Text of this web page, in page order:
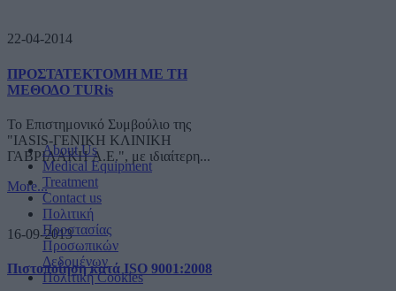
22-04-2014
ΠΡΟΣΤΑΤΕΚΤΟΜΗ ΜΕ ΤΗ
ΜΕΘΟΔΟ TURis
Το Επιστημονικό Συμβούλιο της
"IASIS-ΓΕΝΙΚΗ ΚΛΙΝΙΚΗ
ΓΑΒΡΙΛΑΚΗ A.E.", με ιδιαίτερη...
More...
16-09-2013
Πιστοποίηση κατά ISO 9001:2008
About Us
Medical Equipment
Treatment
Contact us
Πολιτική
Προστασίας
Προσωπικών
Δεδομένων
Πολιτική Cookies